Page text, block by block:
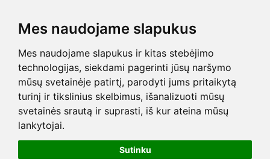
Mes naudojame slapukus
Mes naudojame slapukus ir kitas stebėjimo
technologijas, siekdami pagerinti jūsų naršymo
mūsų svetainėje patirtį, parodyti jums pritaikytą
turinį ir tikslinius skelbimus, išanalizuoti mūsų
svetainės srautą ir suprasti, iš kur ateina mūsų
lankytojai.
Sutinku